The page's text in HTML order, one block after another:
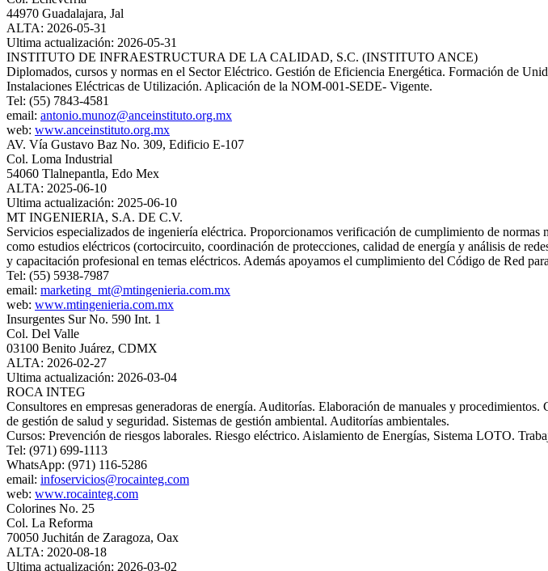
44970 Guadalajara, Jal
ALTA: 2026-05-31
Ultima actualización: 2026-05-31
INSTITUTO DE INFRAESTRUCTURA DE LA CALIDAD, S.C. (INSTITUTO ANCE)
Diplomados, cursos y normas en el Sector Eléctrico. Gestión de Eficiencia Energética. Formación de
Instalaciones Eléctricas de Utilización. Aplicación de la NOM-001-SEDE- Vigente.
Tel: (55) 7843-4581
email: antonio.munoz@anceinstituto.org.mx
web: www.anceinstituto.org.mx
AV. Vía Gustavo Baz No. 309, Edificio E-107
Col. Loma Industrial
54060 Tlalnepantla, Edo Mex
ALTA: 2025-06-10
Ultima actualización: 2025-06-10
MT INGENIERIA, S.A. DE C.V.
Servicios especializados de ingeniería eléctrica. Proporcionamos verificación de cumplimiento de
como estudios eléctricos (cortocircuito, coordinación de protecciones, calidad de energía y análisis de
y capacitación profesional en temas eléctricos. Además apoyamos el cumplimiento del Código de Red
Tel: (55) 5938-7987
email: marketing_mt@mtingenieria.com.mx
web: www.mtingenieria.com.mx
Insurgentes Sur No. 590 Int. 1
Col. Del Valle
03100 Benito Juárez, CDMX
ALTA: 2026-02-27
Ultima actualización: 2026-03-04
ROCA INTEG
Consultores en empresas generadoras de energía. Auditorías. Elaboración de manuales y
de gestión de salud y seguridad. Sistemas de gestión ambiental. Auditorías ambientales.
Cursos: Prevención de riesgos laborales. Riesgo eléctrico. Aislamiento de Energías, Sistema LOTO.
Tel: (971) 699-1113
WhatsApp: (971) 116-5286
email: infoservicios@rocainteg.com
web: www.rocainteg.com
Colorines No. 25
Col. La Reforma
70050 Juchitán de Zaragoza, Oax
ALTA: 2020-08-18
Ultima actualización: 2026-03-02